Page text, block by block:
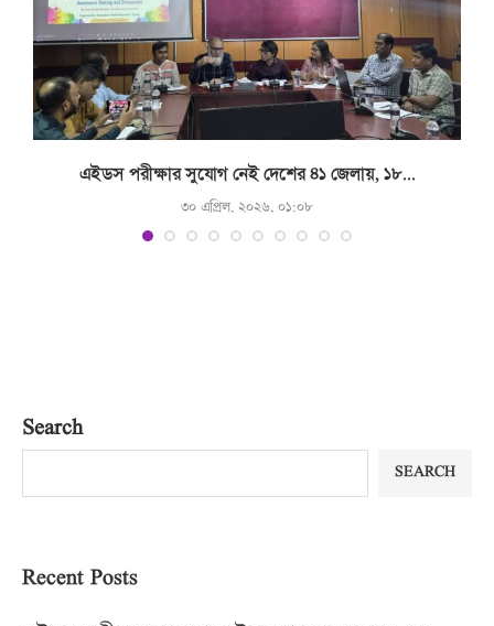
এইডস পরীক্ষার সুযোগ নেই দেশের ৪১ জেলায়, ১৮...
৩০ এপ্রিল, ২০২৬, ০১:০৮
Search
SEARCH
Recent Posts